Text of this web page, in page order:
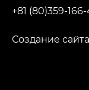
+81 (80)359-
Создание